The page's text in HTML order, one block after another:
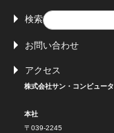
検索
お問い合わせ
アクセス
株式会社サン・コンピュータ
本社
〒039-2245